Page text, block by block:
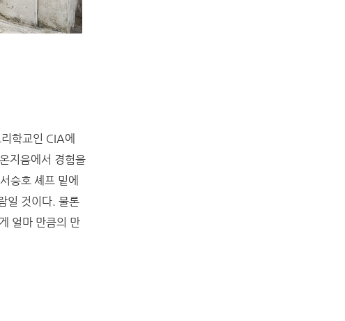
학교인 CIA에
지음에서 경험을
승호 셰프 밑에
일 것이다. 물론
얼마 만큼의 만